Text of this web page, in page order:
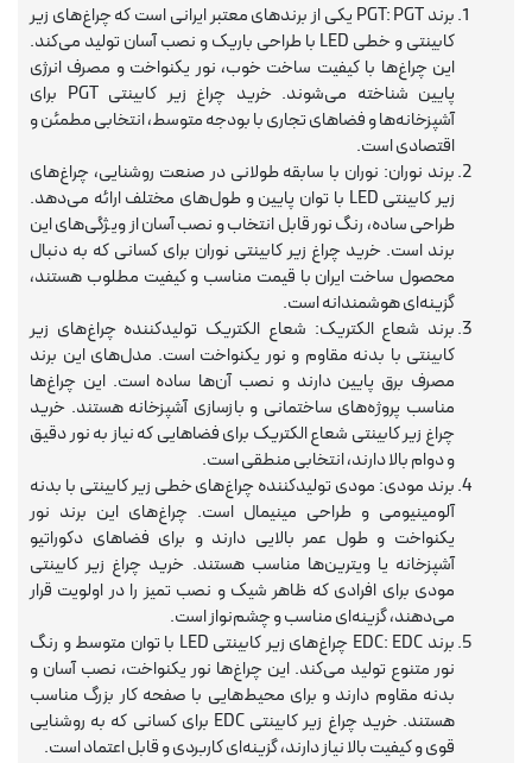
برند PGT: PGT یکی از برندهای معتبر ایرانی است که چراغ‌های زیر
کابینتی و خطی LED با طراحی باریک و نصب آسان تولید می‌کند.
این چراغ‌ها با کیفیت ساخت خوب، نور یکنواخت و مصرف انرژی
پایین شناخته می‌شوند. خرید چراغ زیر کابینتی PGT برای
آشپزخانه‌ها و فضاهای تجاری با بودجه متوسط، انتخابی مطمئن و
اقتصادی است.
برند نوران: نوران با سابقه طولانی در صنعت روشنایی، چراغ‌های
زیر کابینتی LED با توان پایین و طول‌های مختلف ارائه می‌دهد.
طراحی ساده، رنگ نور قابل انتخاب و نصب آسان از ویژگی‌های این
برند است. خرید چراغ زیر کابینتی نوران برای کسانی که به دنبال
محصول ساخت ایران با قیمت مناسب و کیفیت مطلوب هستند،
گزینه‌ای هوشمندانه است.
برند شعاع الکتریک: شعاع الکتریک تولیدکننده چراغ‌های زیر
کابینتی با بدنه مقاوم و نور یکنواخت است. مدل‌های این برند
مصرف برق پایین دارند و نصب آن‌ها ساده است. این چراغ‌ها
مناسب پروژه‌های ساختمانی و بازسازی آشپزخانه هستند. خرید
چراغ زیر کابینتی شعاع الکتریک برای فضاهایی که نیاز به نور دقیق
و دوام بالا دارند، انتخابی منطقی است.
برند مودی: مودی تولیدکننده چراغ‌های خطی زیر کابینتی با بدنه
آلومینیومی و طراحی مینیمال است. چراغ‌های این برند نور
یکنواخت و طول عمر بالایی دارند و برای فضاهای دکوراتیو
آشپزخانه یا ویترین‌ها مناسب هستند. خرید چراغ زیر کابینتی
مودی برای افرادی که ظاهر شیک و نصب تمیز را در اولویت قرار
می‌دهند، گزینه‌ای مناسب و چشم‌نواز است.
برند EDC: EDC چراغ‌های زیر کابینتی LED با توان متوسط و رنگ
نور متنوع تولید می‌کند. این چراغ‌ها نور یکنواخت، نصب آسان و
بدنه مقاوم دارند و برای محیط‌هایی با صفحه کار بزرگ مناسب
هستند. خرید چراغ زیر کابینتی EDC برای کسانی که به روشنایی
قوی و کیفیت بالا نیاز دارند، گزینه‌ای کاربردی و قابل اعتماد است.